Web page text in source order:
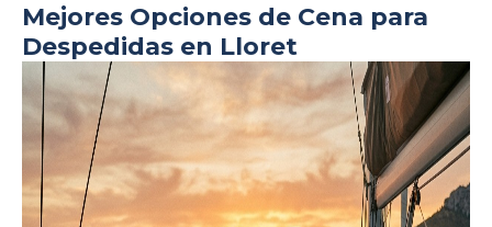
Mejores Opciones de Cena para
Despedidas en Lloret